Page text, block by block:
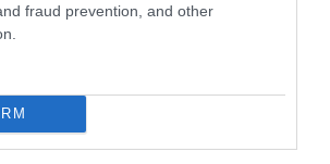
fraud prevention, and other
Η ανάρτηση του Αρκά για
στις πυρκαγιές της